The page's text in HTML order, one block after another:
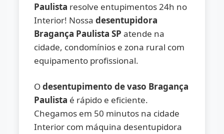
Paulista resolve entupimentos 24h no
Interior! Nossadesentupidora
Bragança Paulista SP atende na
cidade, condomínios e zona rural com
equipamento profissional.
Odesentupimento de vaso Bragança
Paulista é rápido e eficiente.
Chegamos em 50 minutos na cidade
Interior com máquina desentupidora